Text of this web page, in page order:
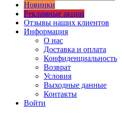
Новинки
Рекламные акции
Отзывы наших клиентов
Информация
О нас
Доставка и оплата
Конфиденциальность
Возврат
Условия
Выходные данные
Контакты
Войти